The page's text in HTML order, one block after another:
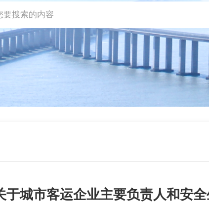
城市客运企业主要负责人和安